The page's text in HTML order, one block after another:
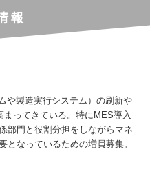
報
や製造実行システム）の刷新や
ってきている。特にMES導入
部門と役割分担をしながらマネ
となっているための増員募集。